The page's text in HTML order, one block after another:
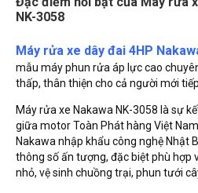
NK-3058
Máy rửa xe dây đai 4HP
mẫu máy phun rửa áp lực cao
thấp, thân thiện cho cả người mới
Máy rửa xe Nakawa NK-3058 là sự
giữa motor Toàn Phát hàng Việt
Nakawa nhập khẩu công nghệ Nhật
thông số ấn tượng, đặc biệt phù hợp
nhỏ, vệ sinh chuồng trại, phun tưới